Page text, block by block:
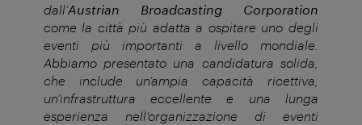
dall’Austrian Broadcasting Corporation
come la città più adatta a ospitare uno degli
eventi più importanti a livello mondiale.
Abbiamo presentato una candidatura solida,
che include un’ampia capacità ricettiva,
un’infrastruttura eccellente e una lunga
esperienza nell’organizzazione di eventi